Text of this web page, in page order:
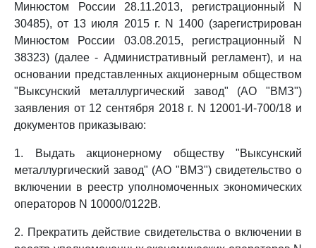
Минюстом России 28.11.2013, регистрационный N
30485), от 13 июля 2015 г. N 1400 (зарегистрирован
Минюстом России 03.08.2015, регистрационный N
38323) (далее - Административный регламент), и на
основании представленных акционерным обществом
"Выксунский металлургический завод" (АО "ВМЗ")
заявления от 12 сентября 2018 г. N 12001-И-700/18 и
документов приказываю:
1. Выдать акционерному обществу "Выксунский
металлургический завод" (АО "ВМЗ") свидетельство о
включении в реестр уполномоченных экономических
операторов N 10000/0122В.
2. Прекратить действие свидетельства о включении в